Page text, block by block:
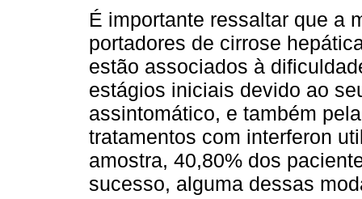
É importante ressaltar que a
portadores de cirrose
estão associados à
estágios iniciais devido ao
assintomático, e também
tratamentos com interferon
amostra, 40,80% dos
sucesso, alguma dessas